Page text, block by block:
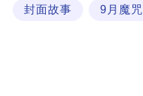
封面故事 9月魔咒